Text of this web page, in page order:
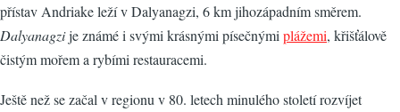
přístav Andriake leží v Dalyanagzi, 6 km jihozápadním směrem.
Dalyanagzije známé i svými krásnými písečnými plážemi, křišťálově
čistým mořem a rybími restauracemi.
Ještě než se začal v regionu v 80. letech minulého století rozvíjet